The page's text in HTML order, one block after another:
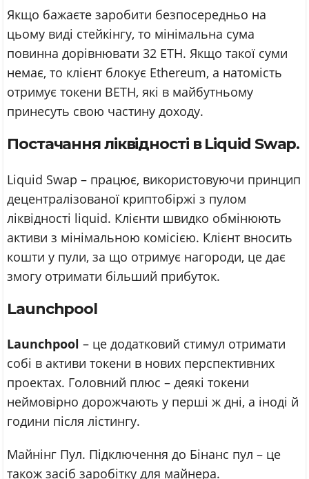
Якщо бажаєте заробити безпосередньо на
цьому виді стейкінгу, то мінімальна сума
повинна дорівнювати 32 ETH. Якщо такої суми
немає, то клієнт блокує Ethereum, а натомість
отримує токени BETH, які в майбутньому
принесуть свою частину доходу.
Постачання ліквідності в Liquid Swap.
Liquid Swap – працює, використовуючи принцип
децентралізованої криптобіржі з пулом
ліквідності liquid. Клієнти швидко обмінюють
активи з мінімальною комісією. Клієнт вносить
кошти у пули, за що отримує нагороди, це дає
змогу отримати більший прибуток.
Launchpool
Launchpool – це додатковий стимул отримати
собі в активи токени в нових перспективних
проектах. Головний плюс – деякі токени
неймовірно дорожчають у перші ж дні, а іноді й
години після лістингу.
Майнінг Пул. Підключення до Бінанс пул – це
також засіб заробітку для майнера.